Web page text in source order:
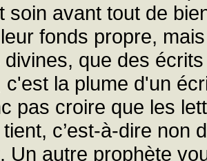
soin avant tout de
fonds propre,
que des
c'est la plume d'un
pas croire que les
c’est-à-dire non
Un autre prophète